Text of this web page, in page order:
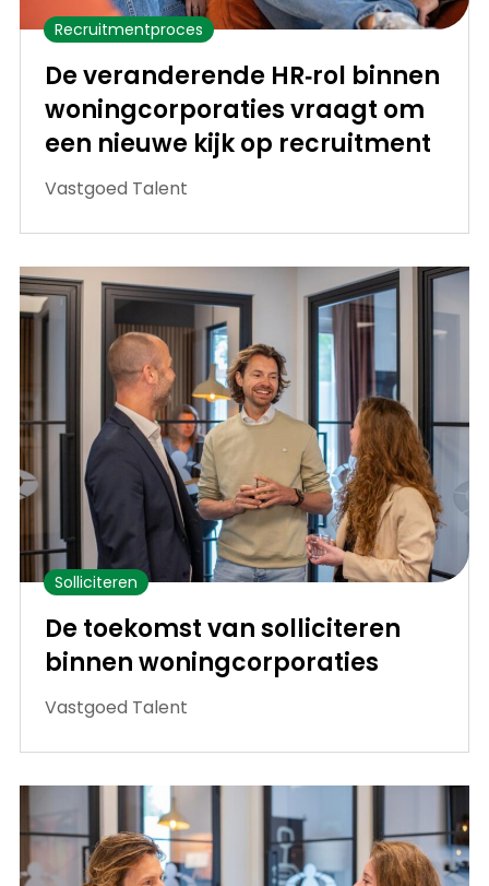
Recruitmentproces
De veranderende HR‑rol binnen
woningcorporaties vraagt om
een nieuwe kijk op recruitment
Vastgoed Talent
Solliciteren
De toekomst van solliciteren
binnen woningcorporaties
Vastgoed Talent